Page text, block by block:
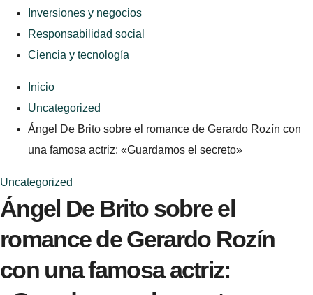
Inversiones y negocios
Responsabilidad social
Ciencia y tecnología
Inicio
Uncategorized
Ángel De Brito sobre el romance de Gerardo Rozín con
una famosa actriz: «Guardamos el secreto»
Uncategorized
Ángel De Brito sobre el
romance de Gerardo Rozín
con una famosa actriz: